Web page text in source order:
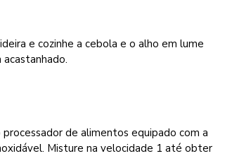
e cozinhe a cebola e o alho em lume
de alimentos equipado com a
Misture na velocidade 1 até obter